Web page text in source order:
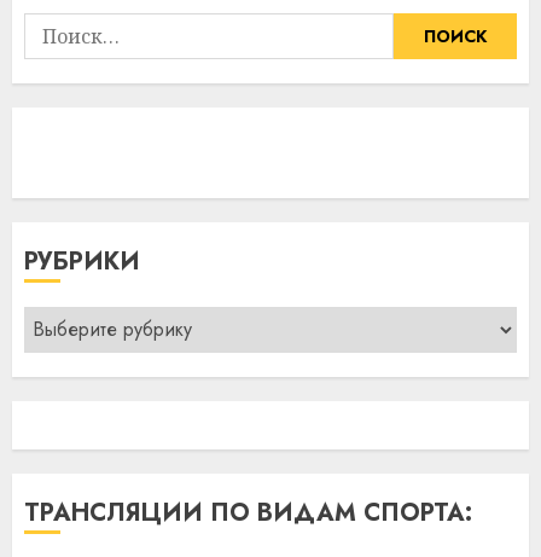
Найти:
РУБРИКИ
Рубрики
ТРАНСЛЯЦИИ ПО ВИДАМ СПОРТА: